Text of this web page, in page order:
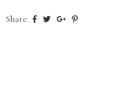
Share: